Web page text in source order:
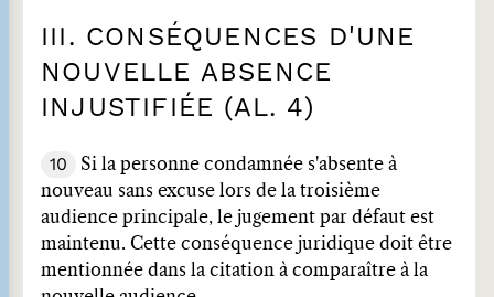
III. CONSÉQUENCES D'UNE
NOUVELLE ABSENCE
INJUSTIFIÉE (AL. 4)
10
Si la personne condamnée s'absente à
nouveau sans excuse lors de la troisième
audience principale, le jugement par défaut est
maintenu. Cette conséquence juridique doit être
mentionnée dans la citation à comparaître à la